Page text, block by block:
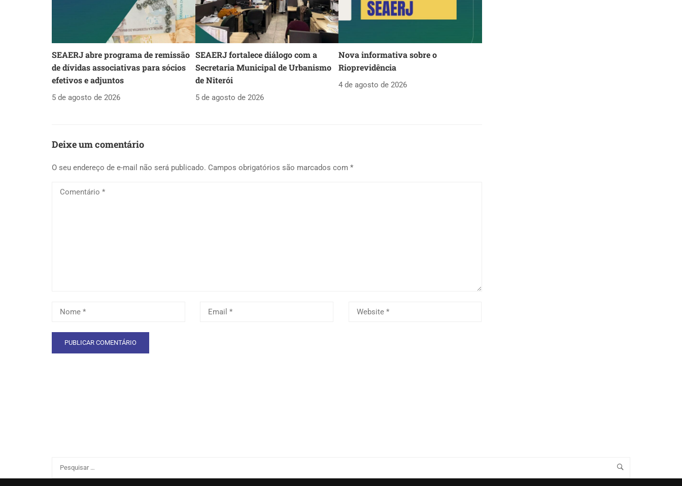
SEAERJ abre programa de remissão
de dívidas associativas para sócios
efetivos e adjuntos
5 de agosto de 2026
SEAERJ fortalece diálogo com a
Secretaria Municipal de Urbanismo
de Niterói
5 de agosto de 2026
Nova informativa sobre o
Rioprevidência
4 de agosto de 2026
Deixe um comentário
O seu endereço de e-mail não será publicado. Campos obrigatórios são marcados com *